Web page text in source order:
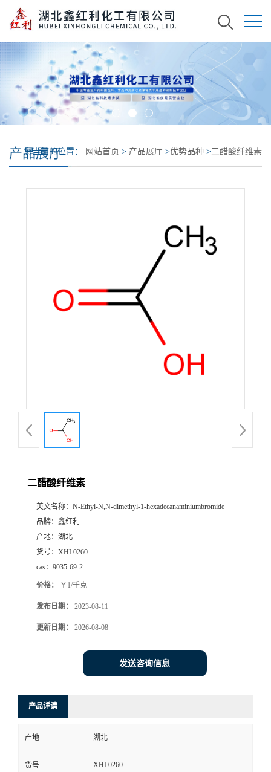
产品展厅
您当前的位置： 网站首页 > 产品展厅 >优势品种 >二醋酸纤维素
二醋酸纤维素
英文名称： N-Ethyl-N,N-dimethyl-1-hexadecanaminiumbromide
品牌： 鑫红利
产地： 湖北
货号： XHL0260
cas： 9035-69-2
价格： ￥1/千克
发布日期： 2023-08-11
更新日期： 2026-08-08
发送咨询信息
产品详请
产地 湖北
货号 XHL0260